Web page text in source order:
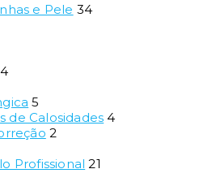
e Pele 34
4
5
de Calosidades 4
2
Profissional 21